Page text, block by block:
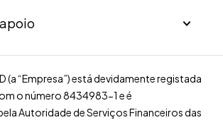
(a “Empresa”) está devidamente registada
o número 8434983-1 e é
Autoridade de Serviços Financeiros das